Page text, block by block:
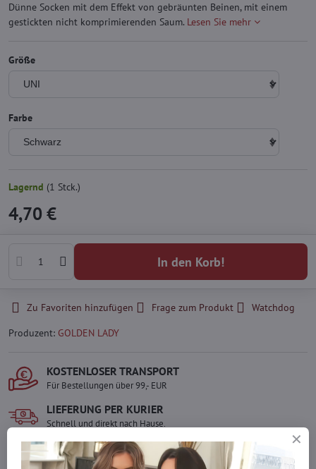
Dünne Socken mit dem Effekt von gebräunten Beinen, mit einem
gestickten nicht komprimierenden Saum. Lesen Sie mehr
Größe
Farbe
Lagernd (1 Stck.)
4,70 €
In den Korb!
Zu Favoriten hinzufügen Frage zum Produkt
Watchdog
Produzent: GOLDEN LADY
KOSTENLOSER TRANSPORT
Für Bestellungen über 99,- EUR
LIEFERUNG PER KURIER
Schnell und direkt nach Hause.
SICHERE ZAHLUNGEN
Gesicherte Online-Zahlungen